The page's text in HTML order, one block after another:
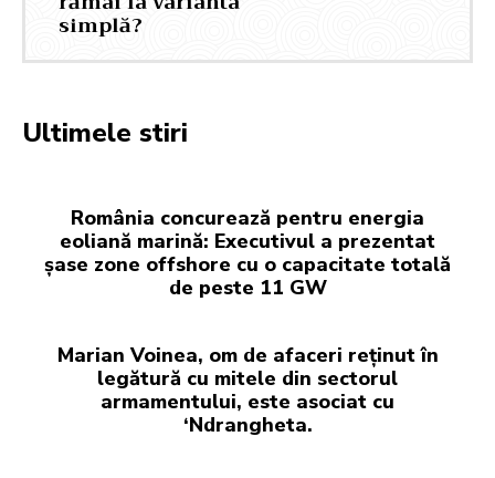
simplă?
Ultimele stiri
România concurează pentru energia
eoliană marină: Executivul a prezentat
șase zone offshore cu o capacitate totală
de peste 11 GW
Marian Voinea, om de afaceri reținut în
legătură cu mitele din sectorul
armamentului, este asociat cu
‘Ndrangheta.